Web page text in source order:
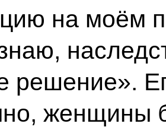
на моём
решение».
женщины